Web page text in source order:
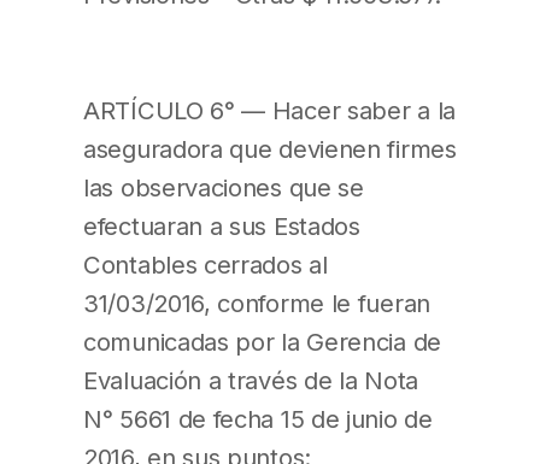
ARTÍCULO 6° — Hacer saber a la
aseguradora que devienen firmes
las observaciones que se
efectuaran a sus Estados
Contables cerrados al
31/03/2016, conforme le fueran
comunicadas por la Gerencia de
Evaluación a través de la Nota
N° 5661 de fecha 15 de junio de
2016, en sus puntos: